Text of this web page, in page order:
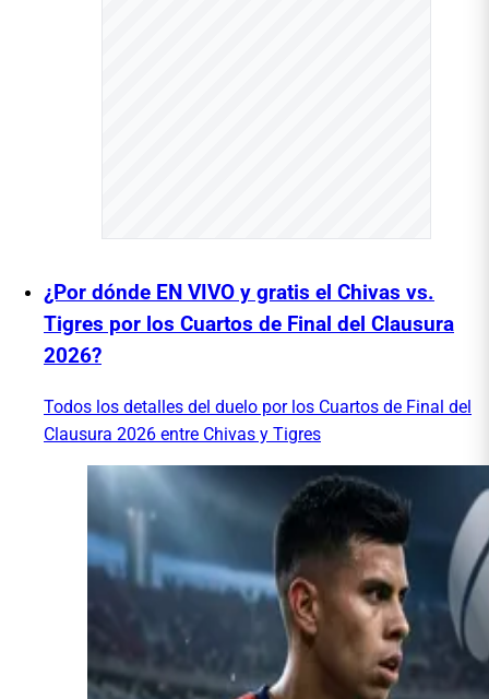
¿Por dónde EN VIVO y gratis el Chivas vs.
Tigres por los Cuartos de Final del Clausura
2026?
Todos los detalles del duelo por los Cuartos de Final del
Clausura 2026 entre Chivas y Tigres